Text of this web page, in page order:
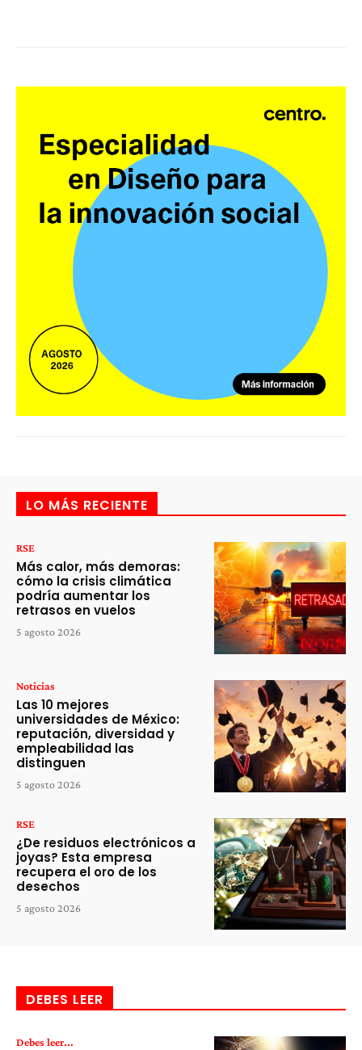
LO MÁS RECIENTE
RSE
Más calor, más demoras:
cómo la crisis climática
podría aumentar los
retrasos en vuelos
5 agosto 2026
Noticias
Las 10 mejores
universidades de México:
reputación, diversidad y
empleabilidad las
distinguen
5 agosto 2026
RSE
¿De residuos electrónicos a
joyas? Esta empresa
recupera el oro de los
desechos
5 agosto 2026
DEBES LEER
Debes leer...